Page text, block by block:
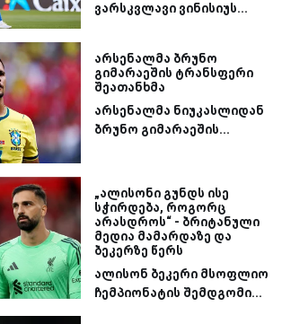
ვარსკვლავი ვინისიუს...
არსენალმა ბრუნო
გიმარაეშის ტრანსფერი
შეათანხმა
არსენალმა ნიუკასლიდან
ბრუნო გიმარაეშის...
„ალისონი გუნდს ისე
სჭირდება, როგორც
არასდროს“ - ბრიტანული
მედია მამარდაზე და
ბეკერზე წერს
ალისონ ბეკერი მსოფლიო
ჩემპიონატის შემდგომი...